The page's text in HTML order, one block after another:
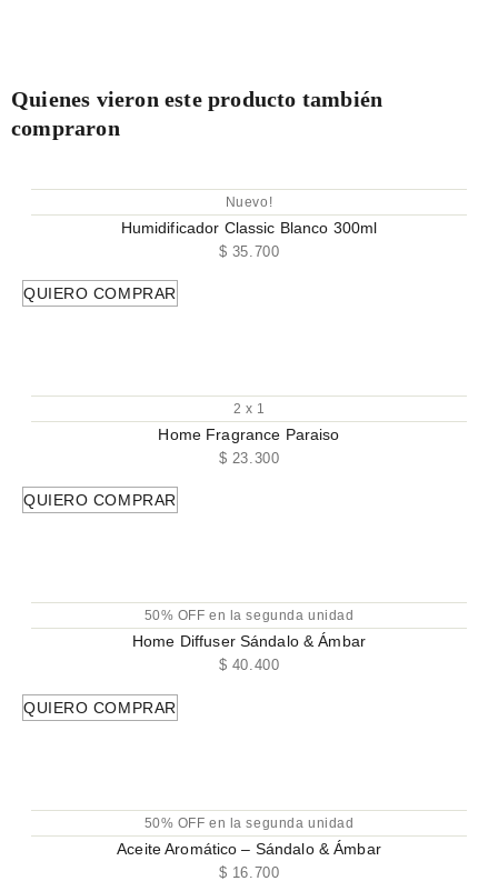
Quienes vieron este producto también
compraron
Nuevo!
Humidificador Classic Blanco 300ml
$ 35.700
QUIERO COMPRAR
2 x 1
Home Fragrance Paraiso
$ 23.300
QUIERO COMPRAR
50% OFF en la segunda unidad
Home Diffuser Sándalo & Ámbar
$ 40.400
QUIERO COMPRAR
50% OFF en la segunda unidad
Aceite Aromático – Sándalo & Ámbar
$ 16.700